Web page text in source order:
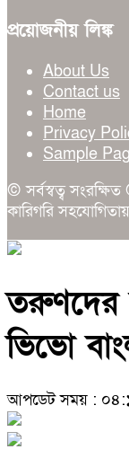
প্রয়োজনীয় লিঙ্ক
About Us
Contact us
Home
Privacy
Sample
© সর্বস্বত্ব
কারিগরি
তরুণদের
ভিভো
আপডেট সময় :